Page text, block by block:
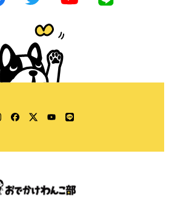
Instagram
Facebook
TwitterYouTube
LINE